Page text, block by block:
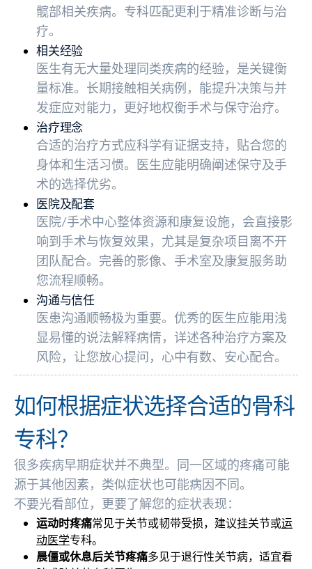
髋部相关疾病。专科匹配更利于精准诊断与治
疗。
相关经验
医生有无大量处理同类疾病的经验，是关键衡
量标准。长期接触相关病例，能提升决策与并
发症应对能力，更好地权衡手术与保守治疗。
治疗理念
合适的治疗方式应科学有证据支持，贴合您的
身体和生活习惯。医生应能明确阐述保守及手
术的选择优劣。
医院及配套
医院/手术中心整体资源和康复设施，会直接影
响到手术与恢复效果，尤其是复杂项目离不开
团队配合。完善的影像、手术室及康复服务助
您流程顺畅。
沟通与信任
医患沟通顺畅极为重要。优秀的医生应能用浅
显易懂的说法解释病情，详述各种治疗方案及
风险，让您放心提问，心中有数、安心配合。
如何根据症状选择合适的骨科
专科？
很多疾病早期症状并不典型。同一区域的疼痛可能
源于其他因素，类似症状也可能病因不同。
不要光看部位，更要了解您的症状表现：
运动时疼痛常见于关节或韧带受损，建议挂关节或运
动医学专科。
晨僵或休息后关节疼痛多见于退行性关节病，适宜看